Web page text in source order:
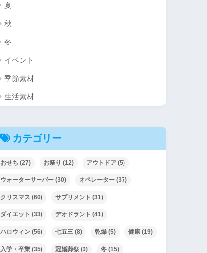
夏
秋
冬
イベント
季節素材
生活素材
カテゴリー
おせち (27) お祭り (12) アウトドア (5)
ウォーターサーバー (30) オペレーター (37)
クリスマス (60) サプリメント (31)
ダイエット (33) デオドラント (41)
ハロウィン (56) 七五三 (8) 乾燥 (5) 健康 (19)
入学・卒業 (35) 冠婚葬祭 (0) 冬 (15)